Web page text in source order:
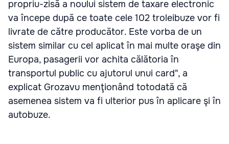
propriu-zisă a noului sistem de taxare electronic
va începe după ce toate cele 102 troleibuze vor fi
livrate de către producător. Este vorba de un
sistem similar cu cel aplicat în mai multe oraşe din
Europa, pasagerii vor achita călătoria în
transportul public cu ajutorul unui card", a
explicat Grozavu menţionând totodată că
asemenea sistem va fi ulterior pus în aplicare şi în
autobuze.